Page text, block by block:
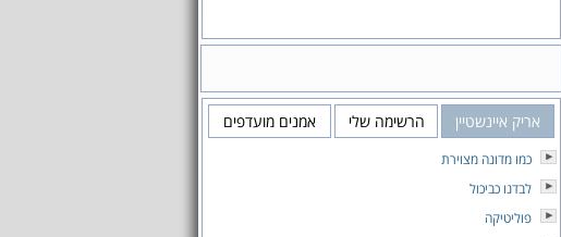
אריק איינשטיין הרשימה שלי אמנים מועדפים
כמו מדונה מצוירת
לבדנו כביכול
פוליטיקה